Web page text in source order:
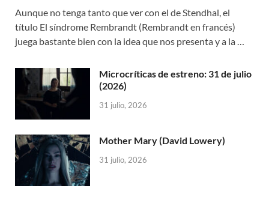
Aunque no tenga tanto que ver con el de Stendhal, el
título El síndrome Rembrandt (Rembrandt en francés)
juega bastante bien con la idea que nos presenta y a la …
Microcríticas de estreno: 31 de julio
(2026)
31 julio, 2026
Mother Mary (David Lowery)
31 julio, 2026